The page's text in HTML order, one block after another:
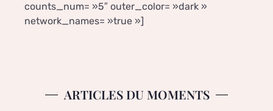
counts_num= »5″ outer_color= »dark »
network_names= »true »]
ARTICLES DU MOMENTS